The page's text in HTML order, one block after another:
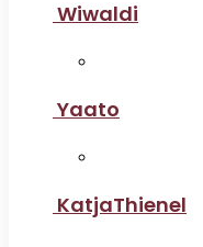
Wiwaldi
Yaato
KatjaThienel